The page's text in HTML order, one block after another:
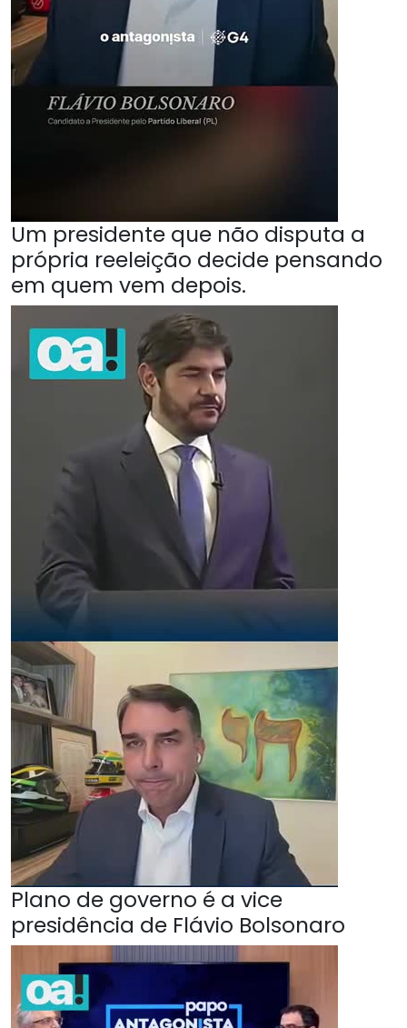
Um presidente que não disputa a
própria reeleição decide pensando
em quem vem depois.
Plano de governo é a vice
presidência de Flávio Bolsonaro